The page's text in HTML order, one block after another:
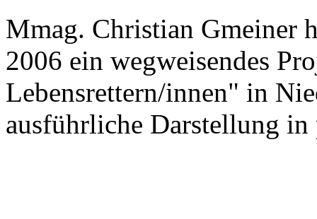
Mmag. Christian Gmeiner
2006 ein wegweisendes
Lebensrettern/innen" in
ausführliche Darstellung